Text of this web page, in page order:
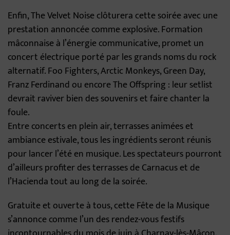
Enfin, The Velvet Noise clôturera cette soirée avec une
prestation annoncée comme explosive. Formation
mâconnaise à l’énergie communicative, promet un
concert électrique porté par les grands noms du rock
alternatif. Foo Fighters, Arctic Monkeys, Green Day,
Franz Ferdinand ou encore The Offspring : leur setlist
devrait raviver bien des souvenirs et faire chanter la
foule.
Entre concerts en plein air, terrasses animées et
ambiance estivale, tous les ingrédients seront réunis
pour lancer l’été en musique. Les spectateurs pourront
d’ailleurs profiter des terrasses de Carnacus et de
l’Hacienda tout au long de la soirée.
Gratuite et ouverte à tous, cette Fête de la Musique
s’annonce comme l’un des rendez-vous festifs